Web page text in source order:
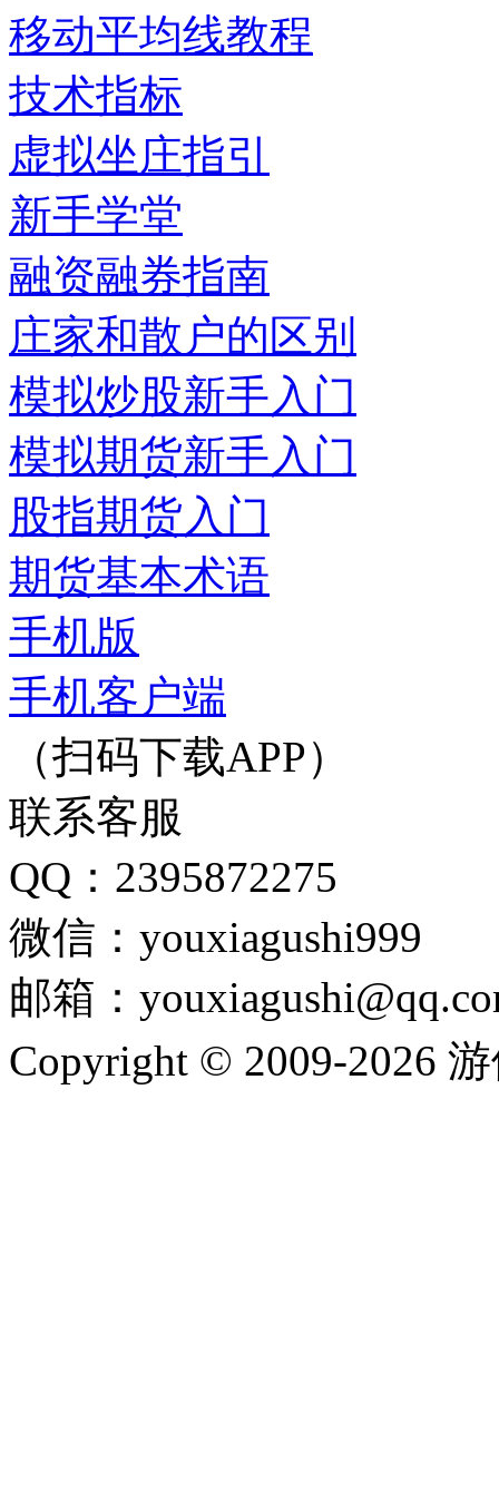
移动平均线教程
技术指标
虚拟坐庄指引
新手学堂
融资融券指南
庄家和散户的区别
模拟炒股新手入门
模拟期货新手入门
股指期货入门
期货基本术语
手机版
手机客户端
（扫码下载APP）
联系客服
QQ：2395872275
微信：youxiagushi999
邮箱：
Copyright © 2009-2026